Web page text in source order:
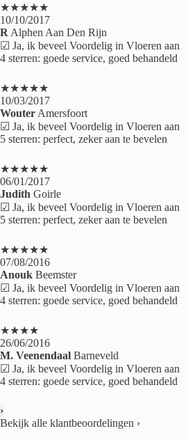
★★★★★
10/10/2017
R Alphen Aan Den Rijn
☑ Ja, ik beveel Voordelig in Vloeren aan
4 sterren: goede service, goed behandeld
★★★★★
10/03/2017
Wouter Amersfoort
☑ Ja, ik beveel Voordelig in Vloeren aan
5 sterren: perfect, zeker aan te bevelen
★★★★★
06/01/2017
Judith Goirle
☑ Ja, ik beveel Voordelig in Vloeren aan
5 sterren: perfect, zeker aan te bevelen
★★★★★
07/08/2016
Anouk Beemster
☑ Ja, ik beveel Voordelig in Vloeren aan
4 sterren: goede service, goed behandeld
★★★★
26/06/2016
M. Veenendaal Barneveld
☑ Ja, ik beveel Voordelig in Vloeren aan
4 sterren: goede service, goed behandeld
›
Bekijk alle klantbeoordelingen ›